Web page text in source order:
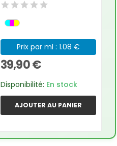
Prix par ml : 1.08 €
39,90 €
Disponibilité: En stock
AJOUTER AU PANIER